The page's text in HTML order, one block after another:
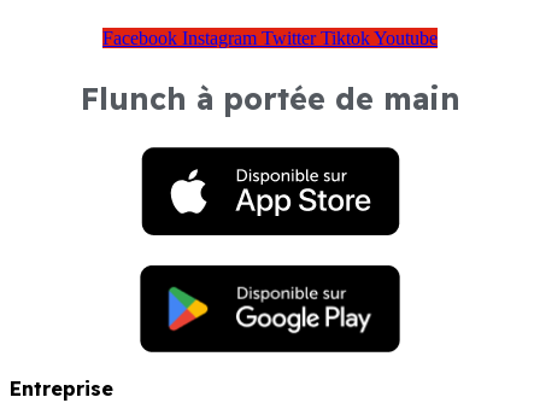
Facebook Instagram Twitter TiktokYoutube
Flunch à portée de main
Entreprise